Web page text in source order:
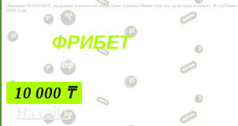
Лицензии №24514359, выданной комитетом индустрии туризма Министерства культуры и спорта Республики
2034 года.
ФРИБЕТ
БЕЗ УСЛОВИЙ
10 000 ₸
На сайт